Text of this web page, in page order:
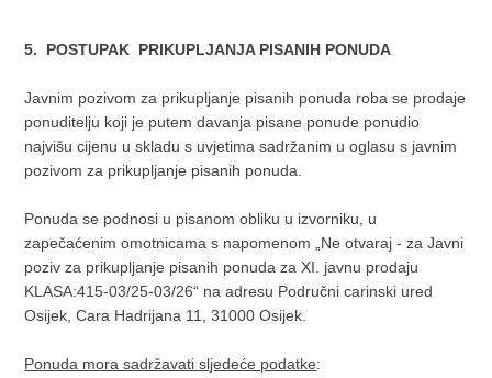
5. POSTUPAK PRIKUPLJANJA PISANIH PONUDA
Javnim pozivom za prikupljanje pisanih ponuda roba se prodaje
ponuditelju koji je putem davanja pisane ponude ponudio
najvišu cijenu u skladu s uvjetima sadržanim u oglasu s javnim
pozivom za prikupljanje pisanih ponuda.
Ponuda se podnosi u pisanom obliku u izvorniku, u
zapečaćenim omotnicama s napomenom „Ne otvaraj - za Javni
poziv za prikupljanje pisanih ponuda za XI. javnu prodaju
KLASA:415-03/25-03/26“ na adresu Područni carinski ured
Osijek, Cara Hadrijana 11, 31000 Osijek.
Ponuda mora sadržavati sljedeće podatke: